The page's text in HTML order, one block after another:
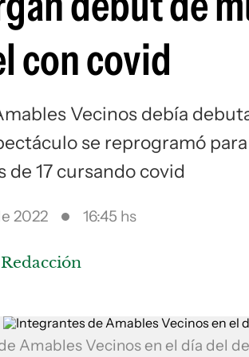
con covid
Vecinos debía
se reprogramó
17 cursando covid
2022 16:45 hs
Redacción
Amables Vecinos en el día del